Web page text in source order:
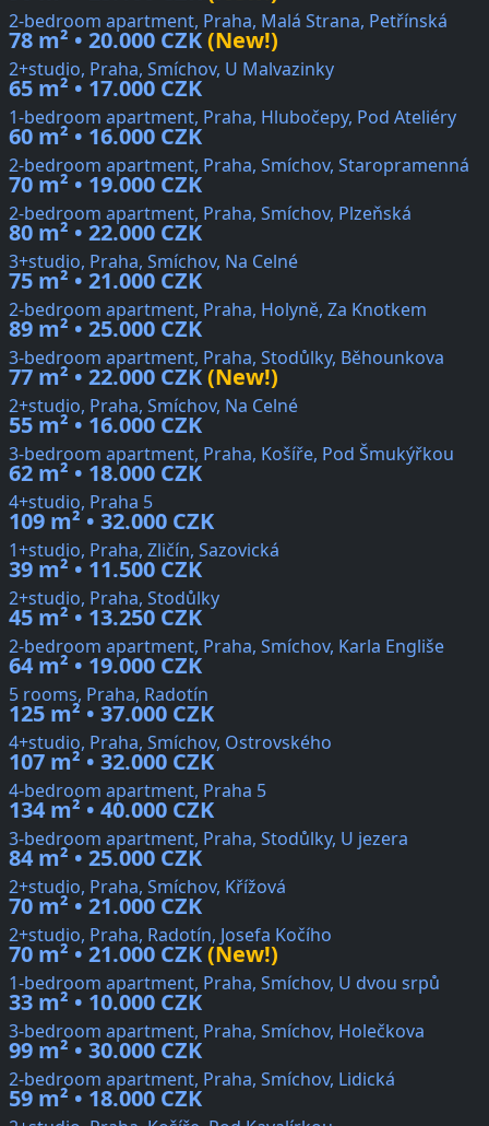
2-bedroom apartment, Praha, Malá Strana, Petřínská
78 m² • 20.000 CZK(New!)
2+studio, Praha, Smíchov, U Malvazinky
65 m² • 17.000 CZK
1-bedroom apartment, Praha, Hlubočepy, Pod Ateliéry
60 m² • 16.000 CZK
2-bedroom apartment, Praha, Smíchov, Staropramenná
70 m² • 19.000 CZK
2-bedroom apartment, Praha, Smíchov, Plzeňská
80 m² • 22.000 CZK
3+studio, Praha, Smíchov, Na Celné
75 m² • 21.000 CZK
2-bedroom apartment, Praha, Holyně, Za Knotkem
89 m² • 25.000 CZK
3-bedroom apartment, Praha, Stodůlky, Běhounkova
77 m² • 22.000 CZK(New!)
2+studio, Praha, Smíchov, Na Celné
55 m² • 16.000 CZK
3-bedroom apartment, Praha, Košíře, Pod Šmukýřkou
62 m² • 18.000 CZK
4+studio, Praha 5
109 m² • 32.000 CZK
1+studio, Praha, Zličín, Sazovická
39 m² • 11.500 CZK
2+studio, Praha, Stodůlky
45 m² • 13.250 CZK
2-bedroom apartment, Praha, Smíchov, Karla Engliše
64 m² • 19.000 CZK
5 rooms, Praha, Radotín
125 m² • 37.000 CZK
4+studio, Praha, Smíchov, Ostrovského
107 m² • 32.000 CZK
4-bedroom apartment, Praha 5
134 m² • 40.000 CZK
3-bedroom apartment, Praha, Stodůlky, U jezera
84 m² • 25.000 CZK
2+studio, Praha, Smíchov, Křížová
70 m² • 21.000 CZK
2+studio, Praha, Radotín, Josefa Kočího
70 m² • 21.000 CZK(New!)
1-bedroom apartment, Praha, Smíchov, U dvou srpů
33 m² • 10.000 CZK
3-bedroom apartment, Praha, Smíchov, Holečkova
99 m² • 30.000 CZK
2-bedroom apartment, Praha, Smíchov, Lidická
59 m² • 18.000 CZK